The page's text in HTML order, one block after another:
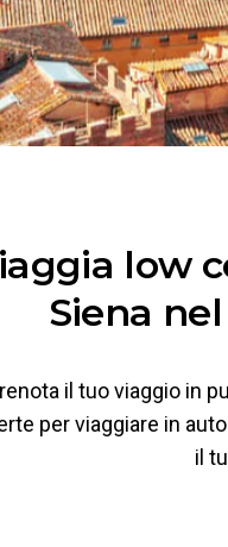
low
Siena
il tuo viaggio in
per viaggiare in
il